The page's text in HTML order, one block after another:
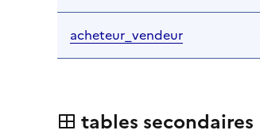
acheteur_vendeur
tables secondaires